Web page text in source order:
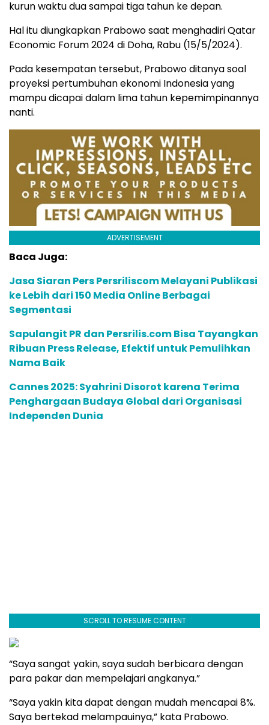
kurun waktu dua sampai tiga tahun ke depan.
Hal itu diungkapkan Prabowo saat menghadiri Qatar
Economic Forum 2024 di Doha, Rabu (15/5/2024).
Pada kesempatan tersebut, Prabowo ditanya soal
proyeksi pertumbuhan ekonomi Indonesia yang
mampu dicapai dalam lima tahun kepemimpinannya
nanti.
ADVERTISEMENT
Baca Juga:
Jasa Siaran Pers Persriliscom Melayani Publikasi
ke Lebih dari 150 Media Online Berbagai
Segmentasi
Sapulangit PR dan Persrilis.com Bisa Tayangkan
Ribuan Press Release, Efektif untuk Pemulihkan
Nama Baik
Cannes 2025: Syahrini Disorot karena Terima
Penghargaan Budaya Global dari Organisasi
Independen Dunia
SCROLL TO RESUME CONTENT
“Saya sangat yakin, saya sudah berbicara dengan
para pakar dan mempelajari angkanya.”
“Saya yakin kita dapat dengan mudah mencapai 8%.
Saya bertekad melampauinya,” kata Prabowo.